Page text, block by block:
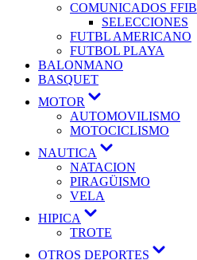
COMUNICADOS FFIB
SELECCIONES
FUTBL AMERICANO
FUTBOL PLAYA
BALONMANO
BASQUET
MOTOR
AUTOMOVILISMO
MOTOCICLISMO
NAUTICA
NATACION
PIRAGÜISMO
VELA
HIPICA
TROTE
OTROS DEPORTES